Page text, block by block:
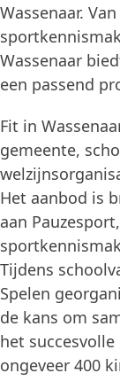
Wassenaar.
Wassenaar
een passend
Fit in
gemeente,
Het aanbod is
aan
Tijdens
Spelen
de kans om
het
ongeveer 400